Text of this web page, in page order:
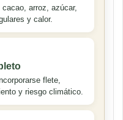
arroz, azúcar,
y calor.
flete,
y riesgo climático.